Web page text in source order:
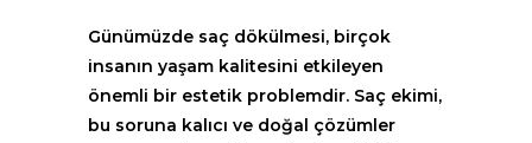
Günümüzde saç dökülmesi, birçok
insanın yaşam kalitesini etkileyen
önemli bir estetik problemdir. Saç ekimi,
bu soruna kalıcı ve doğal çözümler